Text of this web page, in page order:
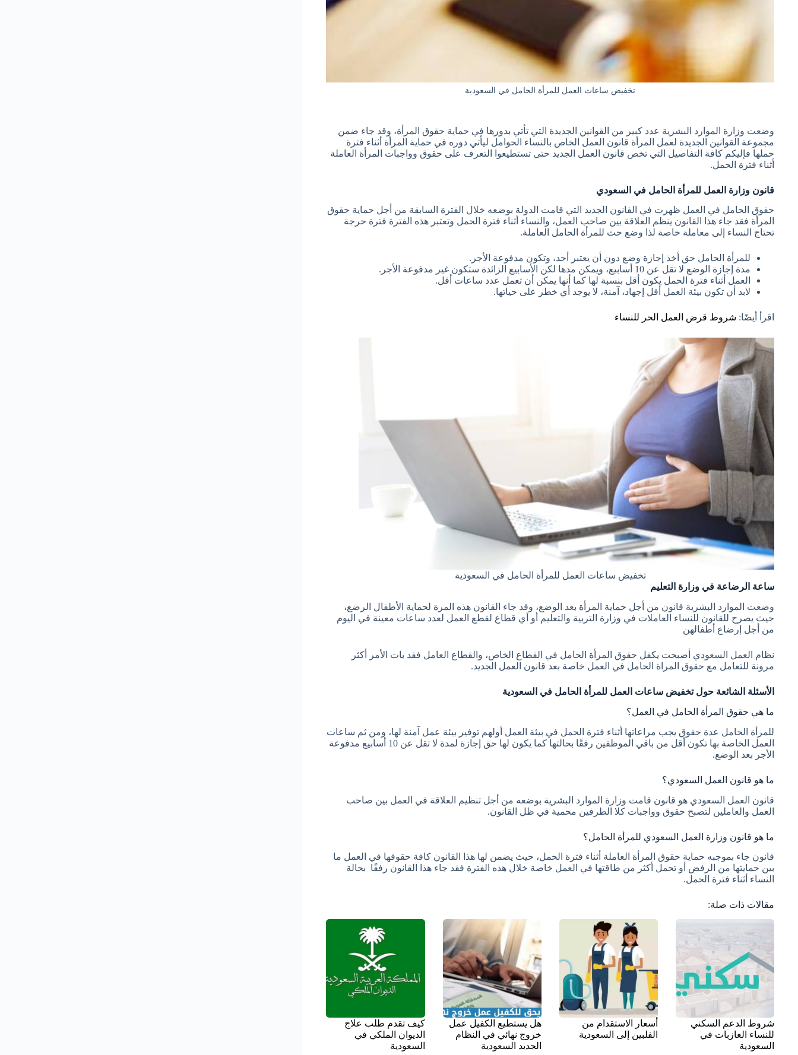
تخفيض ساعات العمل للمرأة الحامل في السعودية
وضعت وزارة الموارد البشرية عدد كبير من القوانين الجديدة التي تأتي بدورها في حماية حقوق المرأة، وقد جاء ضمن
مجموعة القوانين الجديدة لعمل المرأة قانون العمل الخاص بالنساء الحوامل ليأتي دوره في حماية المرأة أثناء فترة
حملها فإليكم كافة التفاصيل التي تخص قانون العمل الجديد حتى تستطيعوا التعرف على حقوق وواجبات المرأة العاملة
أثناء فترة الحمل.
قانون وزارة العمل للمرأة الحامل في السعودي
حقوق الحامل في العمل ظهرت في القانون الجديد التي قامت الدولة بوضعه خلال الفترة السابقة من أجل حماية حقوق
المرأة فقد جاء هذا القانون ينظم العلاقة بين صاحب العمل، والنساء أثناء فترة الحمل وتعتبر هذه الفترة فترة حرجة
تحتاج النساء إلى معاملة خاصة لذا وضع حث للمرأة الحامل العاملة.
للمرأة الحامل حق أخذ إجازة وضع دون أن يعتبر أحد، وتكون مدفوعة الأجر.
مدة إجازة الوضع لا تقل عن 10
أسابيع، ويمكن مدها لكن الأسابيع الزائدة ستكون غير مدفوعة الأجر.
العمل أثناء فترة الحمل يكون أقل بنسبة لها كما أنها يمكن أن تعمل عدد ساعات أقل.
لابد أن تكون بيئة العمل أقل إجهاد، آمنة، لا يوجد أي خطر على حياتها.
اقرأ أيضًا: شروط قرض العمل الحر للنساء
تخفيض ساعات العمل للمرأة الحامل في السعودية
ساعة الرضاعة في وزارة التعليم
وضعت الموارد البشرية قانون من أجل حماية المرأة بعد الوضع، وقد جاء القانون هذه المرة لحماية الأطفال الرضع،
حيث يصرح للقانون للنساء العاملات في وزارة التربية والتعليم أو أي قطاع لقطع العمل لعدد ساعات معينة في اليوم
من أجل إرضاع أطفالهن
نظام العمل السعودي أصبحت يكفل حقوق المرأة الحامل في القطاع الخاص، والقطاع العامل فقد بات الأمر أكثر
مرونة للتعامل مع حقوق المراة الحامل في العمل خاصة بعد قانون العمل الجديد.
الأسئلة الشائعة حول تخفيض ساعات العمل للمرأة الحامل في السعودية
ما هي حقوق المرأة الحامل في العمل؟
للمرأة الحامل عدة حقوق يجب مراعاتها أثناء فترة الحمل في بيئة العمل أولهم توفير بيئة عمل آمنة لها، ومن ثم ساعات
العمل الخاصة بها تكون أقل من باقي الموظفين رفقًا بحالتها كما يكون لها حق إجازة لمدة لا تقل عن 10
أسابيع مدفوعة
الأجر بعد الوضع.
ما هو قانون العمل السعودي؟
قانون العمل السعودي هو قانون قامت وزارة الموارد البشرية بوضعه من أجل تنظيم العلاقة في العمل بين صاحب
العمل والعاملين لتصبح حقوق وواجبات كلا الطرفين محمية في ظل القانون.
ما هو قانون وزارة العمل السعودي للمرأة الحامل؟
قانون جاء بموجبه حماية حقوق المرأة العاملة أثناء فترة الحمل، حيث يضمن لها هذا القانون كافة حقوقها في العمل ما
بين حمايتها من الرفض أو تحمل أكثر من طاقتها في العمل خاصة خلال هذه الفترة فقد جاء هذا القانون رفقًا بحالة
النساء أثناء فترة الحمل.
مقالات ذات صلة:
شروط الدعم السكني
للنساء العازبات في
السعودية
أسعار الاستقدام من
الفلبين إلى السعودية
هل يستطيع الكفيل عمل
خروج نهائي في النظام
الجديد السعودية
كيف تقدم طلب علاج
الديوان الملكي في
السعودية